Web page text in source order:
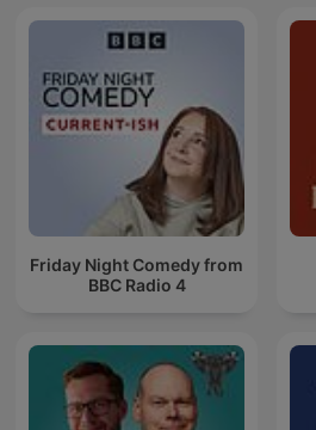
Friday Night Comedy from
BBC Radio 4